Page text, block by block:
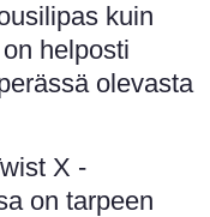
kuin
helposti
olevasta
X -
on tarpeen